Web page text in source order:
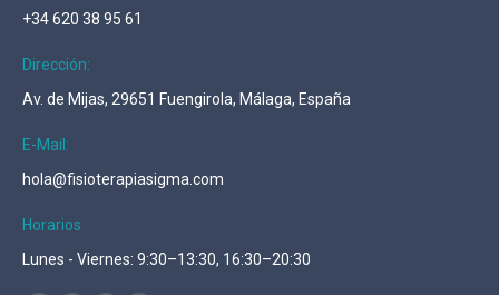
+34 620 38 95 61
Dirección:
Av. de Mijas, 29651 Fuengirola, Málaga, España
E-Mail:
hola@fisioterapiasigma.com
Horarios
Lunes - Viernes: 9:30–13:30, 16:30–20:30